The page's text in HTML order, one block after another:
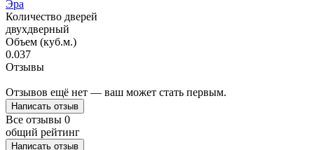
Эра
Количество дверей
двухдверный
Объем (куб.м.)
0.037
Отзывы
Отзывов ещё нет — ваш может стать первым.
Написать отзыв
Все отзывы 0
общий рейтинг
Написать отзыв